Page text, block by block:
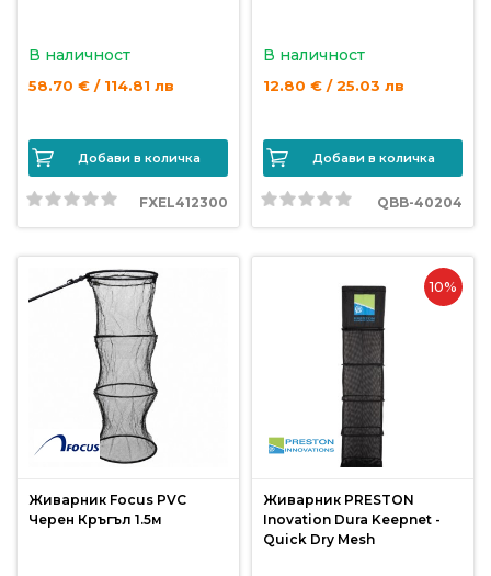
Лодки
примамки
Монтажи
Плувки
риболов
В наличност
58.70 € / 114.81 лв
Добави в количка
FXEL412300
В наличност
12.80 € / 25.03 лв
Добави в количка
QBB-40204
Живарник Focus PVC
Черен Кръгъл 1.5м
10%
Живарник PRESTON
Inovation Dura Keepnet -
Quick Dry Mesh